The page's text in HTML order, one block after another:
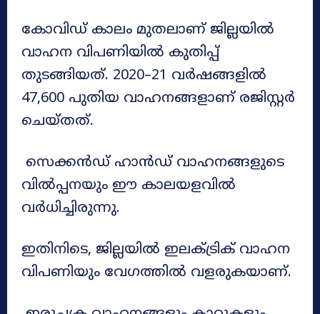
കോവിഡ് കാലം മുതലാണ് ജില്ലയിൽ
വാഹന വിപണിയിൽ കുതിപ്പ്
തുടങ്ങിയത്. 2020–21 വർഷങ്ങളിൽ
47,600 പുതിയ വാഹനങ്ങളാണ് രജിസ്റ്റർ
ചെയ്തത്.
സെക്കൻഡ് ഹാൻഡ് വാഹനങ്ങളുടെ
വിൽപ്പനയും ഈ കാലയളവിൽ
വർധിച്ചിരുന്നു.
ഇതിനിടെ, ജില്ലയിൽ ഇലക്ട്രിക് വാഹന
വിപണിയും വേഗത്തിൽ വളരുകയാണ്.